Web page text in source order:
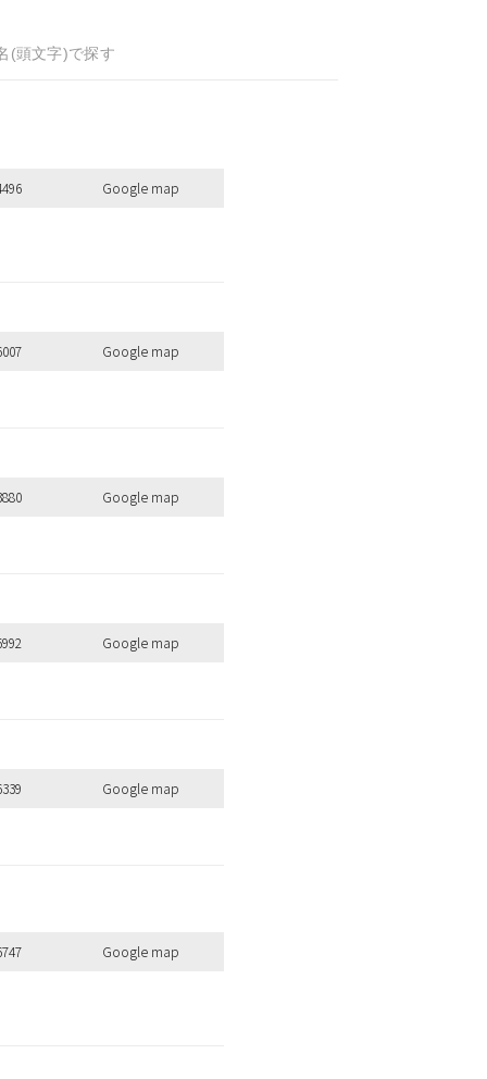
(頭文字)で探す
Google map
Google map
Google map
Google map
Google map
Google map